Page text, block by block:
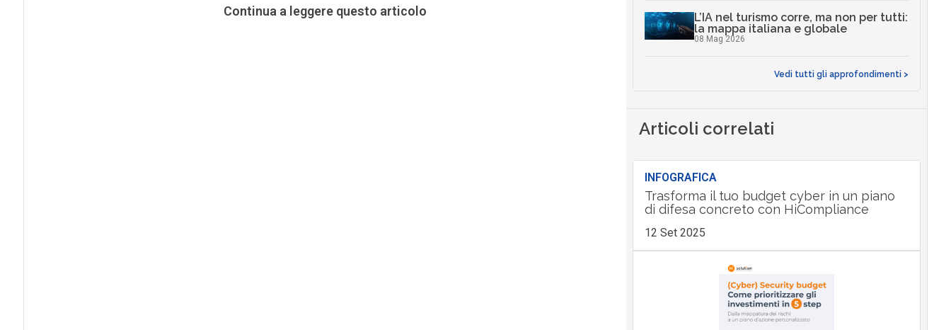
Continua a leggere questo articolo
L’IA nel turismo corre, ma non per tutti:
la mappa italiana e globale
08 Mag 2026
Vedi tutti gli approfondimenti >
Articoli correlati
INFOGRAFICA
Trasforma il tuo budget cyber in un piano
di difesa concreto con HiCompliance
12 Set 2025